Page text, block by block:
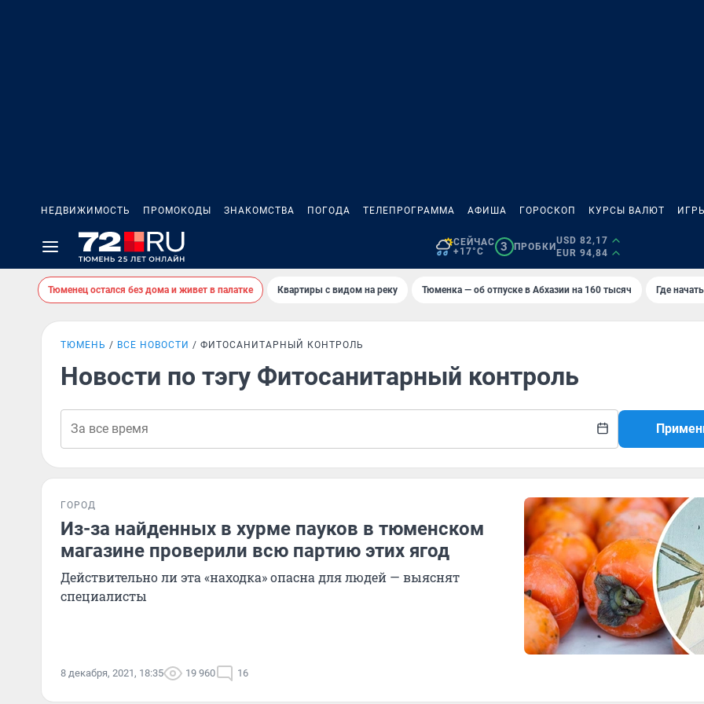
НЕДВИЖИМОСТЬ ПРОМОКОДЫ ЗНАКОМСТВА ПОГОДА ТЕЛЕПРОГРАММА АФИША ГОРОСКОП КУРСЫ ВАЛЮТ
СЕЙЧАС
+17°C
3 ПРОБКИ
USD 82,17
EUR 94,84
Тюменец остался без дома и живет в палатке Квартиры с видом на реку Тюменка — об отпуске в Абхазии на 160 тысяч Где
ТЮМЕНЬ ВСЕ НОВОСТИ ФИТОСАНИТАРНЫЙ КОНТРОЛЬ
Новости по тэгу Фитосанитарный контроль
ГОРОД
Из-за найденных в хурме пауков в тюменском
магазине проверили всю партию этих ягод
Действительно ли эта «находка» опасна для людей — выяснят
специалисты
8 декабря, 2021, 18:35 19 960 16